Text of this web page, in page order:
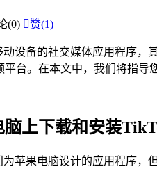
(0) 赞(1)
动设备的社交媒体应用程序，
台。在本文中，我们将指导
脑上下载和安装
为苹果电脑设计的应用程序，